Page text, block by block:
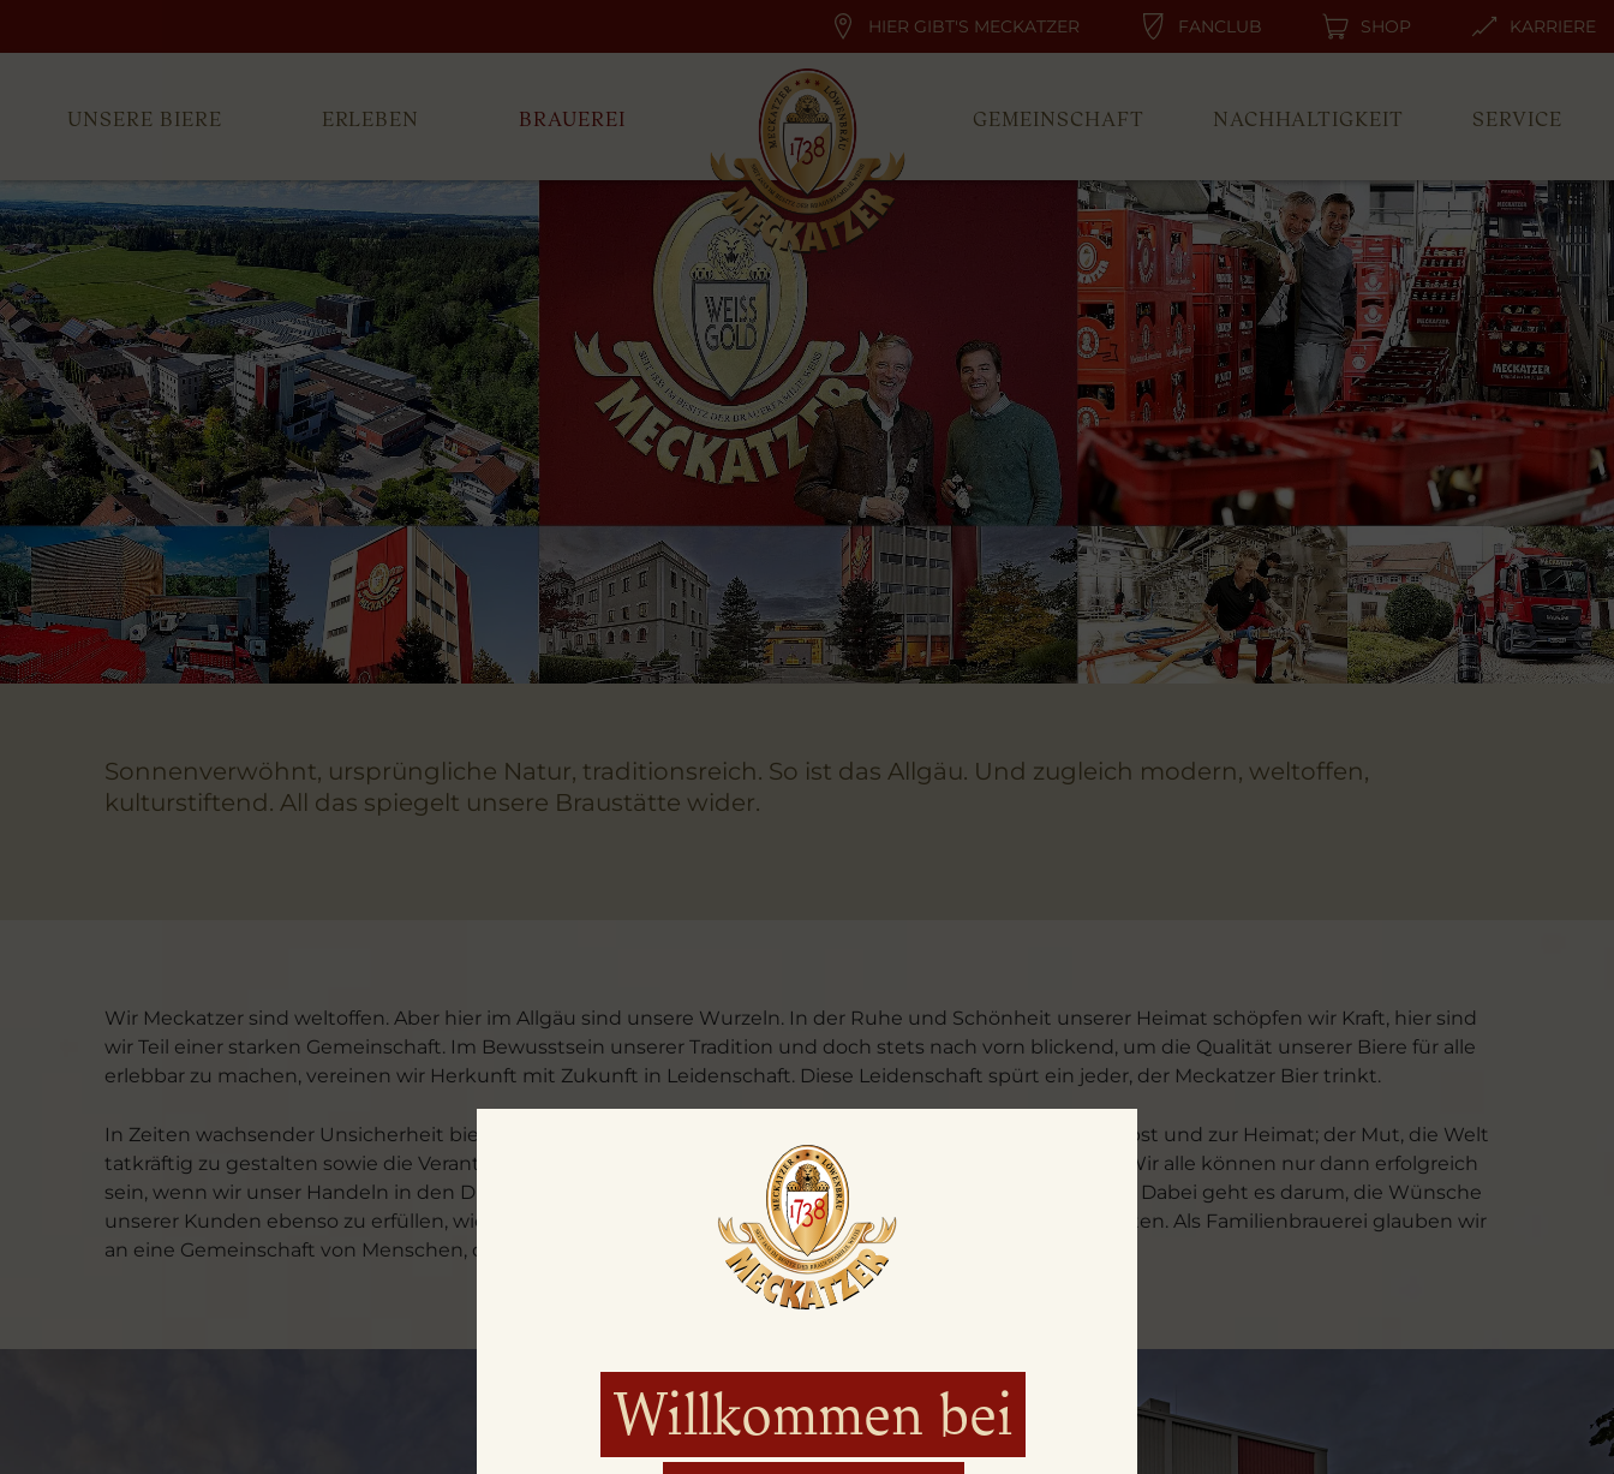
HIER GIBT'S MECKATZER FANCLUB SHOP KARRIERE
UNSERE BIERE ERLEBEN BRAUEREI GEMEINSCHAFT NACHHALTIGKEIT SERVICE
Willkommen bei
Sonnenverwöhnt, ursprüngliche Natur, traditionsreich. So ist das Allgäu. Und zugleich modern, weltoffen,
kulturstiftend. All das spiegelt unsere Braustätte wider.
Wir Meckatzer sind weltoffen. Aber hier im Allgäu sind unsere Wurzeln. In der Ruhe und Schönheit unserer Heimat schöpfen wir Kraft, hier sind
wir Teil einer starken Gemeinschaft. Im Bewusstsein unserer Tradition und doch stets nach vorn blickend, um die Qualität unserer Biere für alle
erlebbar zu machen, vereinen wir Herkunft mit Zukunft in Leidenschaft. Diese Leidenschaft spürt ein jeder, der Meckatzer Bier trinkt.
In Zeiten wachsender Unsicherheit bieten uns nur zeitlos gültige Werte Orientierung: die Treue zu sich selbst und zur Heimat; der Mut, die Welt
tatkräftig zu gestalten sowie die Verantwortung für das eigene Handeln gegenüber Mensch und Umwelt. Wir alle können nur dann erfolgreich
sein, wenn wir unser Handeln in den Dienst jener Gemeinschaft stellen, durch die und für die wir existieren. Dabei geht es darum, die Wünsche
unserer Kunden ebenso zu erfüllen, wie das Potenzial unserer Mitarbeitenden und Arbeitspartner zu entfalten. Als Familienbrauerei glauben wir
an eine Gemeinschaft von Menschen, die diese Ziele partnerschaftlich erreicht.